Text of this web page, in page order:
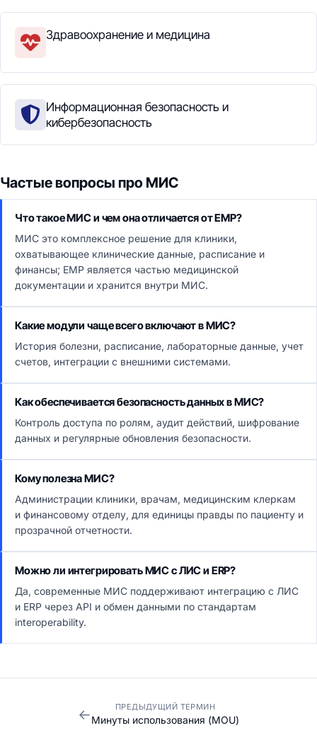
Здравоохранение и медицина
Информационная безопасность и
кибербезопасность
Частые вопросы про МИС
Что такое МИС и чем она отличается от ЕМР?
МИС это комплексное решение для клиники,
охватывающее клинические данные, расписание и
финансы; ЕМР является частью медицинской
документации и хранится внутри МИС.
Какие модули чаще всего включают в МИС?
История болезни, расписание, лабораторные данные, учет
счетов, интеграции с внешними системами.
Как обеспечивается безопасность данных в МИС?
Контроль доступа по ролям, аудит действий, шифрование
данных и регулярные обновления безопасности.
Кому полезна МИС?
Администрации клиники, врачам, медицинским клеркам
и финансовому отделу, для единицы правды по пациенту и
прозрачной отчетности.
Можно ли интегрировать МИС с ЛИС и ERP?
Да, современные МИС поддерживают интеграцию с ЛИС
и ERP через API и обмен данными по стандартам
interoperability.
← ПРЕДЫДУЩИЙ ТЕРМИН
Минуты использования (MOU)